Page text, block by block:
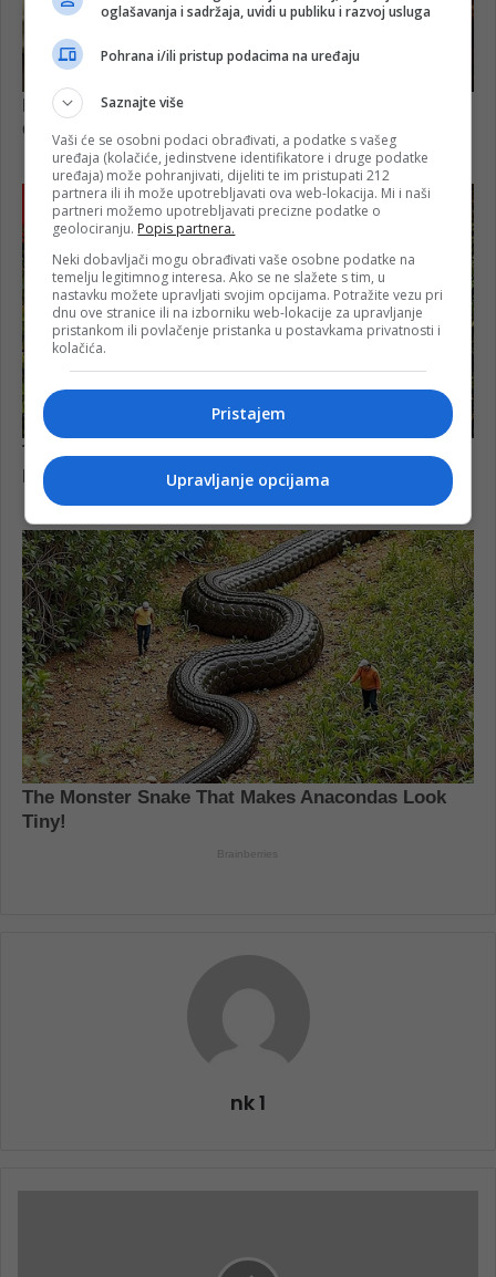
nk 1
oglašavanja i sadržaja, uvidi u publiku i razvoj usluga
Pohrana i/ili pristup podacima na uređaju
Saznajte više
Vaši će se osobni podaci obrađivati, a podatke s vašeg
uređaja (kolačiće, jedinstvene identifikatore i druge podatke
uređaja) može pohranjivati, dijeliti te im pristupati 212
partnera ili ih može upotrebljavati ova web-lokacija. Mi i naši
partneri možemo upotrebljavati precizne podatke o
geolociranju. Popis partnera.
Neki dobavljači mogu obrađivati vaše osobne podatke na
temelju legitimnog interesa. Ako se ne slažete s tim, u
nastavku možete upravljati svojim opcijama. Potražite vezu pri
dnu ove stranice ili na izborniku web-lokacije za upravljanje
pristankom ili povlačenje pristanka u postavkama privatnosti i
kolačića.
Pristajem
Upravljanje opcijama